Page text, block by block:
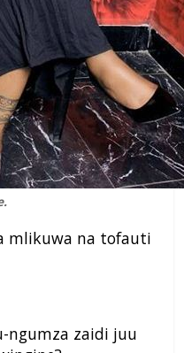
mlikuwa na tofauti
ngumza zaidi juu